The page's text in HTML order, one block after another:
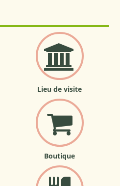
Lieu de visite
Boutique